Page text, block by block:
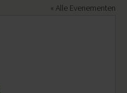
« Alle Evenementen